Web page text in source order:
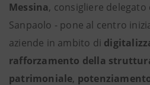
Messina, consigliere delegato
Sanpaolo - pone al centro
aziende in ambito di
rafforzamento della
patrimoniale,